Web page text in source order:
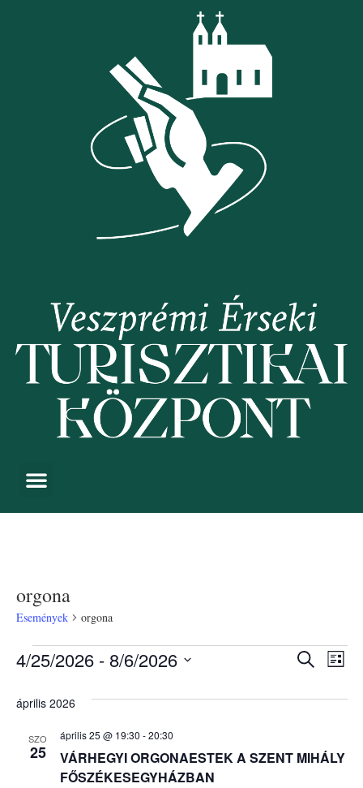
orgona
Események orgona
nézet
Keresett
Lista
4/25/2026 - 8/6/2026
április 2026
SZO
25
VÁRHEGYI ORGONAESTEK A SZENT MIHÁLY
FŐSZÉKESEGYHÁZBAN
április 25 @ 19:30 -20:30